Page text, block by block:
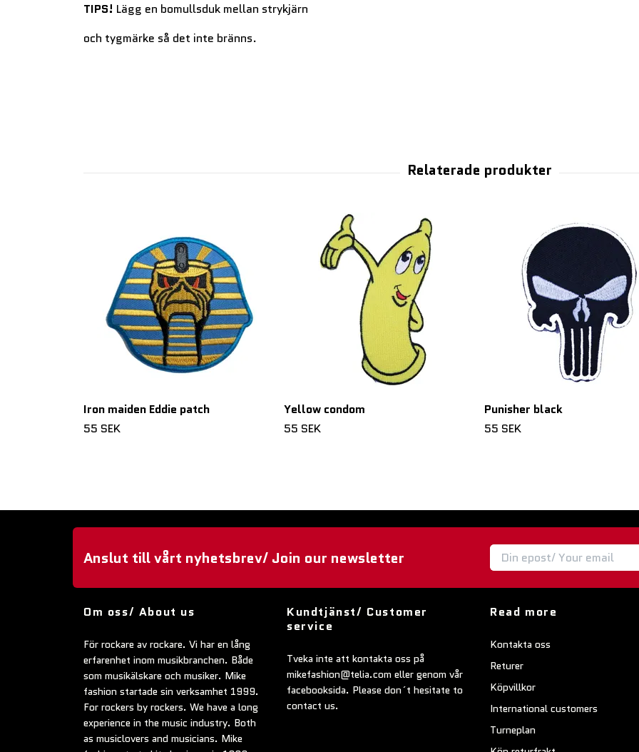
TIPS! Lägg en bomullsduk mellan strykjärn
och tygmärke så det inte bränns.
Iron maiden Eddie patch
55 SEK
Yellow condom
55 SEK
Punisher black
55 SEK
Anslut till vårt nyhetsbrev/ Join our newsletter
Om oss/ About us
För rockare av rockare. Vi har en lång
erfarenhet inom musikbranchen. Både
som musikälskare och musiker. Mike
fashion startade sin verksamhet 1999.
For rockers by rockers. We have a long
experience in the music industry. Both
as musiclovers and musicians. Mike
Kundtjänst/ Customer
service
Tveka inte att kontakta oss på
mikefashion@telia.com eller genom vår
facebooksida. Please don´t hesitate to
contact us.
Read more
Kontakta oss
Returer
Köpvillkor
International customers
Turneplan